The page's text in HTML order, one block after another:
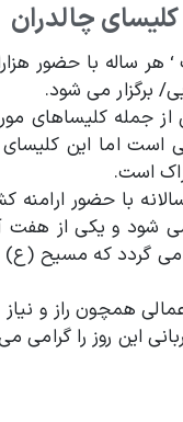
چالدران
‘ هر ساله با حضور
برگزار می شود.
از جمله کلیساهای
است اما این
است.
با حضور ارامنه
می شود و یکی از
گردد که مسیح (ع)
همچون راز و
این روز را گرامی